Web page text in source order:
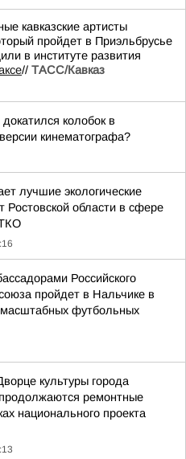
кавказские артисты
пройдет в Приэльбрусье
в институте развития
// ТАСС/Кавказ
колобок в
кинематографа?
лучшие экологические
Ростовской области в сфере
Российского
пройдет в Нальчике в
масштабных футбольных
культуры города
ремонтные
национального проекта